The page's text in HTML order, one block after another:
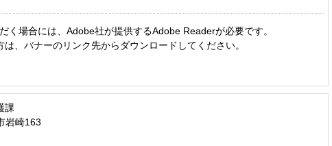
く場合には、Adobe社が提供するAdobe Readerが必要です。
、バナーのリンク先からダウンロードしてください。
課
岩崎163